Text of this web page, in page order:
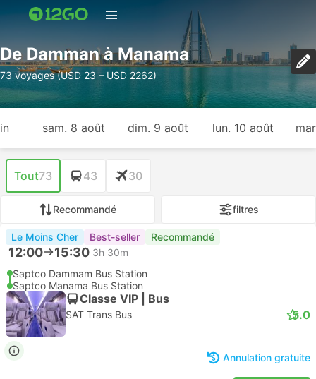
De Damman à Manama
73 voyages (USD 23 – USD 2262)
sam. 8 août dim. 9 août lun. 10 août
Tout73 43 30
Recommandé filtres
Le Moins Cher Best-seller Recommandé
12:00 15:30 3h 30m
Saptco Dammam Bus Station
Saptco Manama Bus Station
Classe VIP | Bus
SAT Trans Bus 5.0
Annulation gratuite